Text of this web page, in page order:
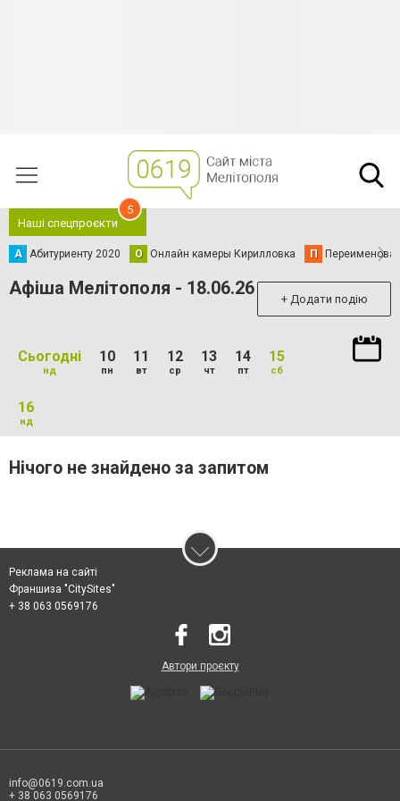
Наші спецпроєкти
5
А Абитуриенту 2020 О Онлайн камеры Кирилловка П
Афіша Мелітополя - 18.06.26 + Додати подію
Сьогодні
нд
10
пн
11
вт
12
ср
13
чт
14
пт
15
сб
16
нд
Нічого не знайдено за запитом
Реклама на сайті
Франшиза "CitySites"
+ 38 063 0569176
Автори проєкту
info@0619.com.ua
+ 38 063 0569176